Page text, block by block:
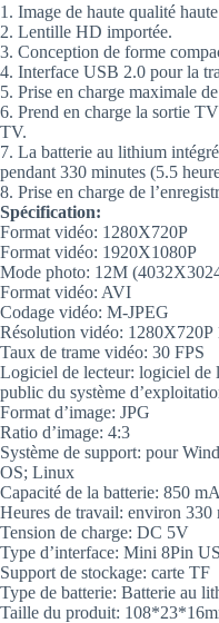
1. Image de haute qualité
2. Lentille HD importée.
3. Conception de forme
4. Interface USB 2.0 pour la
5. Prise en charge maximale
6. Prend en charge la sortie
TV.
7. La batterie au lithium
pendant 330 minutes (5.5
8. Prise en charge de
Spécification:
Format vidéo: 1280X720P
Format vidéo: 1920X1080P
Mode photo: 12M
Format vidéo: AVI
Codage vidéo: M-JPEG
Résolution vidéo: 1280X720P
Taux de trame vidéo: 30 FPS
Logiciel de lecteur: logiciel de
public du système
Format d’image: JPG
Ratio d’image: 4:3
Système de support: pour
OS; Linux
Capacité de la batterie: 850
Heures de travail: environ 330
Tension de charge: DC 5V
Type d’interface: Mini 8Pin
Support de stockage: carte TF
Type de batterie: Batterie au
Taille du produit: